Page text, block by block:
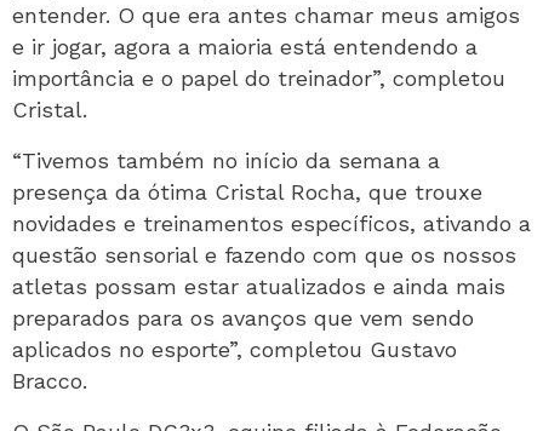
entender. O que era antes chamar meus amigos
e ir jogar, agora a maioria está entendendo a
importância e o papel do treinador”, completou
Cristal.
“Tivemos também no início da semana a
presença da ótima Cristal Rocha, que trouxe
novidades e treinamentos específicos, ativando a
questão sensorial e fazendo com que os nossos
atletas possam estar atualizados e ainda mais
preparados para os avanços que vem sendo
aplicados no esporte”, completou Gustavo
Bracco.